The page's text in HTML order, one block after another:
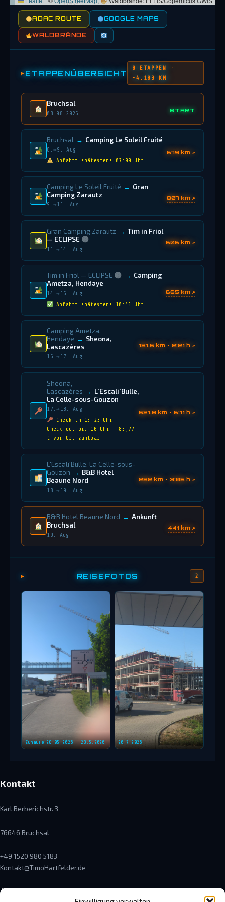
ADAC ROUTE GOOGLE MAPS
WALDBRÄNDE
ETAPPENÜBERSICHT
8 ETAPPEN ·
~4.183 KM
Bruchsal
08.08.2026 START
Bruchsal → Camping Le Soleil Fruité
8.→9. Aug
Abfahrt spätestens 07:00 Uhr
679 km ↗
Camping Le Soleil Fruité → Gran
Camping Zarautz
9.→11. Aug
807 km ↗
Gran Camping Zarautz → Tim in Friol
— ECLIPSE
11.→14. Aug
606 km ↗
Tim in Friol — ECLIPSE → Camping
Ametza, Hendaye
14.→16. Aug
Abfahrt spätestens 10:45 Uhr
665 km ↗
Camping Ametza,
Hendaye → Sheona,
Lascazères
16.→17. Aug
181.5 km · 2:21 h ↗
Sheona,
Lascazères → L'Escali'Bulle,
La Celle-sous-Gouzon
17.→18. Aug
Check-in 15–23 Uhr ·
Check-out bis 10 Uhr · 85,77
€ vor Ort zahlbar
521.8 km · 6:11 h ↗
L'Escali'Bulle, La Celle-sous-
Gouzon → B&B Hotel
Beaune Nord
18.→19. Aug
282 km · 3:06 h ↗
B&B Hotel Beaune Nord → Ankunft
Bruchsal
19. Aug
441 km ↗
REISEFOTOS 2
Zuhause 28.05.2026 · 28.5.2026 20.7.2026
Kontakt
Karl Berberichstr. 3
76646 Bruchsal
+49 1520 980 5183
Kontakt@TimoHartfelder.de
Öffnungszeiten